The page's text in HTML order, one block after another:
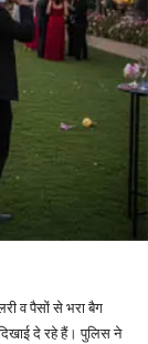
व पैसों से भरा बैग
दे रहे हैं। पुलिस ने